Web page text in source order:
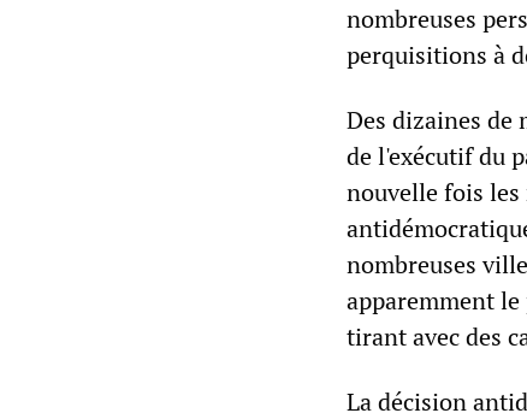
nombreuses
perquisitions à
Des dizaines
de l'exécutif du
nouvelle fois
nombreuses
apparemment le
tirant avec des
La décision